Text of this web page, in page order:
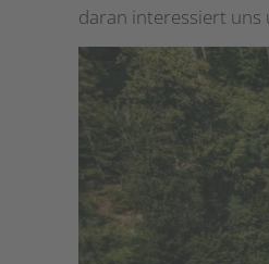
daran interessiert uns